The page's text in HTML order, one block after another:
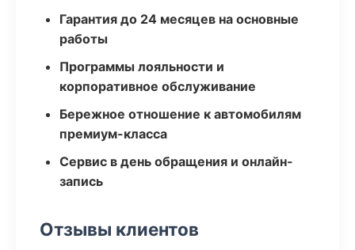
Гарантия до 24 месяцев на основные
работы
Программы лояльности и
корпоративное обслуживание
Бережное отношение к автомобилям
премиум-класса
Сервис в день обращения и онлайн-
запись
Отзывы клиентов